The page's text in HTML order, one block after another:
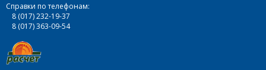
Справки по телефонам:
8 (017) 232-19-37
8 (017) 363-09-54